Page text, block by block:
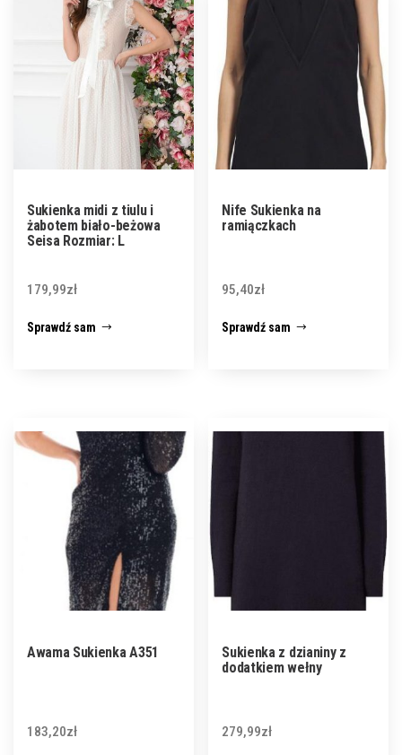
Sukienka midi z tiulu i
żabotem biało-beżowa
Seisa Rozmiar: L
179,99zł
Sprawdź sam
Nife Sukienka na
ramiączkach
95,40zł
Sprawdź sam
Awama Sukienka A351
183,20zł
Sukienka z dzianiny z
dodatkiem wełny
279,99zł